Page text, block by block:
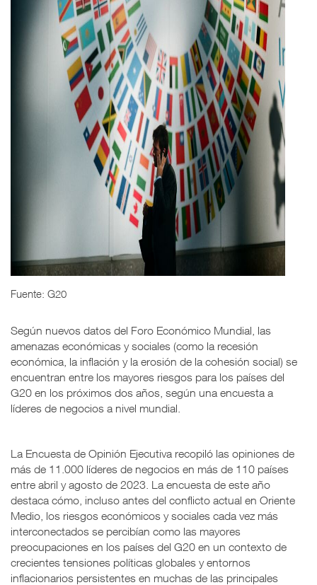
Fuente: G20
Según nuevos datos del Foro Económico Mundial, las
amenazas económicas y sociales (como la recesión
económica, la inflación y la erosión de la cohesión social) se
encuentran entre los mayores riesgos para los países del
G20 en los próximos dos años, según una encuesta a
líderes de negocios a nivel mundial.
La Encuesta de Opinión Ejecutiva recopiló las opiniones de
más de 11.000 líderes de negocios en más de 110 países
entre abril y agosto de 2023. La encuesta de este año
destaca cómo, incluso antes del conflicto actual en Oriente
Medio, los riesgos económicos y sociales cada vez más
interconectados se percibían como las mayores
preocupaciones en los países del G20 en un contexto de
crecientes tensiones políticas globales y entornos
inflacionarios persistentes en muchas de las principales